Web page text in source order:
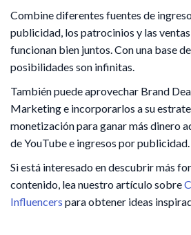
Combine diferentes fuentes de
publicidad, los patrocinios y las
funcionan bien juntos. Con una base
posibilidades son infinitas.
También puede aprovechar Brand
Marketing e incorporarlos a su
monetización para ganar más dinero
de YouTube e ingresos por publicidad.
Si está interesado en descubrir más
contenido, lea nuestro artículo sobre
Influencers para obtener ideas